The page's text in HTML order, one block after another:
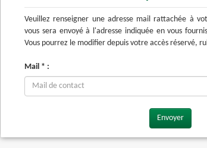
Veuillez renseigner une adresse mail rattachée à
vous sera envoyé à l'adresse indiquée en vous fournissant un nouveau mot de passe.
Vous pourrez le modifier depuis votre
Mail * :